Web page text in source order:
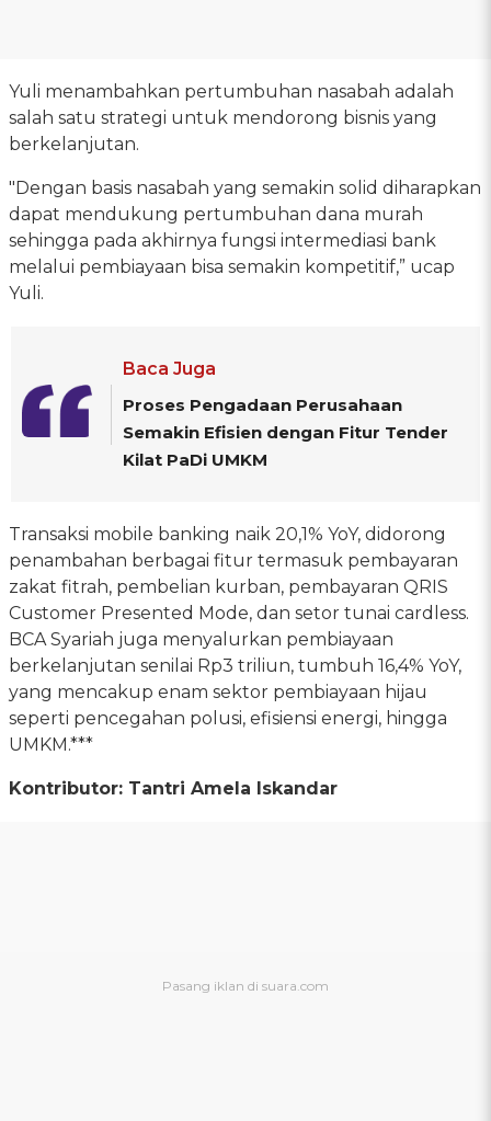
Yuli menambahkan pertumbuhan nasabah adalah
salah satu strategi untuk mendorong bisnis yang
berkelanjutan.
"Dengan basis nasabah yang semakin solid diharapkan
dapat mendukung pertumbuhan dana murah
sehingga pada akhirnya fungsi intermediasi bank
melalui pembiayaan bisa semakin kompetitif,” ucap
Yuli.
Baca Juga
Proses Pengadaan Perusahaan
Semakin Efisien dengan Fitur Tender
Kilat PaDi UMKM
Transaksi mobile banking naik 20,1% YoY, didorong
penambahan berbagai fitur termasuk pembayaran
zakat fitrah, pembelian kurban, pembayaran QRIS
Customer Presented Mode, dan setor tunai cardless.
BCA Syariah juga menyalurkan pembiayaan
berkelanjutan senilai Rp3 triliun, tumbuh 16,4% YoY,
yang mencakup enam sektor pembiayaan hijau
seperti pencegahan polusi, efisiensi energi, hingga
UMKM.***
Kontributor: Tantri Amela Iskandar